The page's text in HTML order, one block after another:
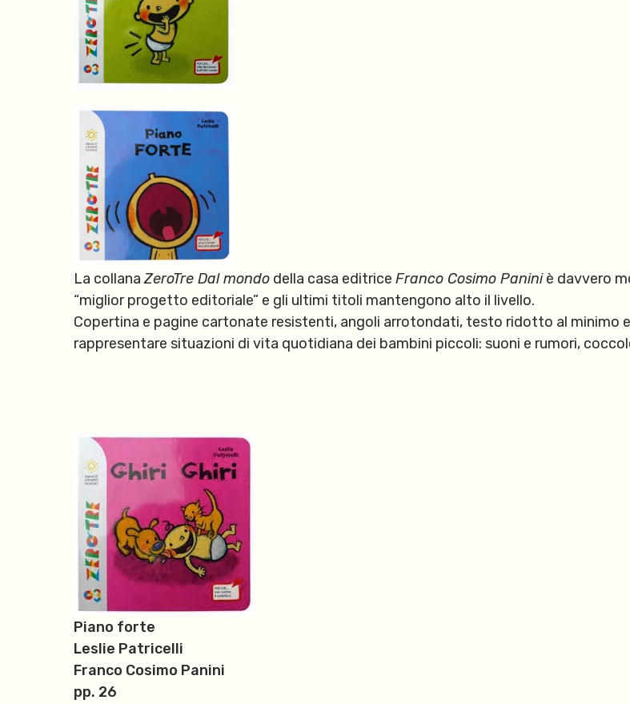
La collanaZeroTre Dal mondo della casa editrice Franco Cosimo Paniniè davvero
“miglior progetto editoriale” e gli ultimi titoli mantengono alto il livello.
Copertina e pagine cartonate resistenti, angoli arrotondati, testo ridotto al minimo
rappresentare situazioni di vita quotidiana dei bambini piccoli: suoni e rumori,
Piano forte
Leslie Patricelli
Franco Cosimo Panini
pp. 26